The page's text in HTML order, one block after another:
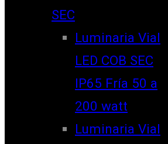
SEC
Luminaria Vial
LED COB SEC
IP65 Fría 50 a
200 watt
Luminaria Vial